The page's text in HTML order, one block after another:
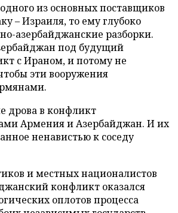
из основных поставщиков
– Израиля, то ему глубоко
азербайджанские разборки.
под будущий
с Ираном, и потому не
эти вооружения
дрова в конфликт
Армения и Азербайджан. И их
ненавистью к соседу
и местных националистов
конфликт оказался
оплотов процесса